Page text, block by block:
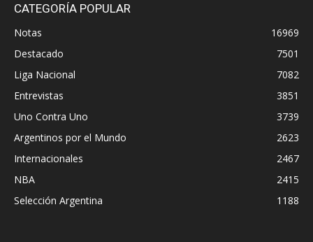
CATEGORÍA POPULAR
Notas
16969
Destacado
7501
Liga Nacional
7082
Entrevistas
3851
Uno Contra Uno
3739
Argentinos por el Mundo
2623
Internacionales
2467
NBA
2415
Selección Argentina
1188